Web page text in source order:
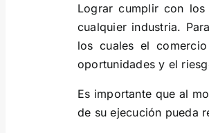
Lograr cumplir con
cualquier industria.
los cuales el
oportunidades y el
Es importante que al
de su ejecución pueda